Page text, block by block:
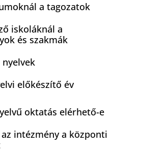
a tagozatok
iskoláknál a
és szakmák
előkészítő év
oktatás elérhető-e
intézmény a központi